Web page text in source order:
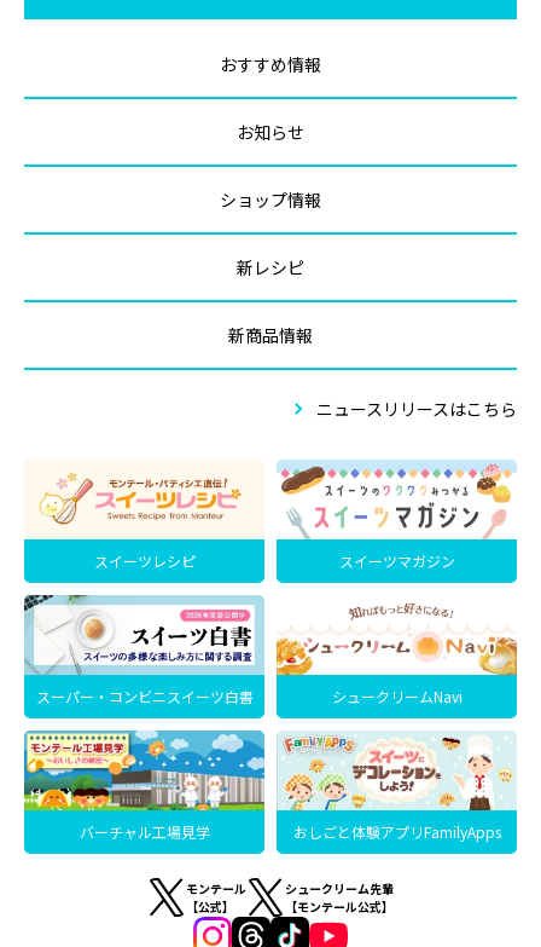
おすすめ情報
お知らせ
ショップ情報
新レシピ
新商品情報
ニュースリリースはこちら
スイーツレシピ スイーツマガジン
スーパー・コンビニスイーツ白書 シュークリームNavi
バーチャル工場見学 おしごと体験アプリFamilyApps
モンテール
【公式】
シュークリーム先輩
【モンテール公式】